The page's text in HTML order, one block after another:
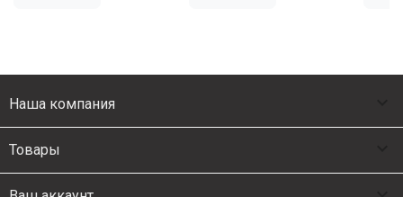
Наша компания
Товары